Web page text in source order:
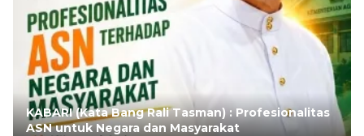
KABARI (Kata Bang Rali Tasman) : Profesionalitas
ASN untuk Negara dan Masyarakat